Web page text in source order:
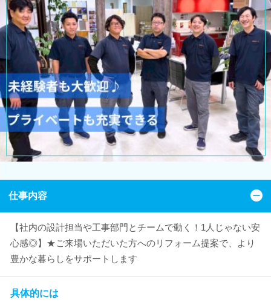
仕事内容
【社内の設計担当や工事部門とチームで動く！1人じゃない安
心感◎】★ご来場いただいた方へのリフォーム提案で、より
豊かな暮らしをサポートします
具体的には